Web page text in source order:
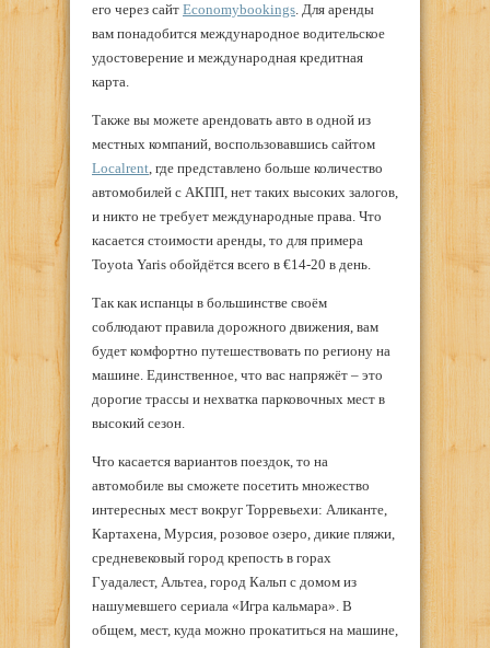
его через сайт Economybookings. Для аренды
вам понадобится международное водительское
удостоверение и международная кредитная
карта.
Также вы можете арендовать авто в одной из
местных компаний, воспользовавшись сайтом
Localrent, где представлено больше количество
автомобилей с АКПП, нет таких высоких залогов,
и никто не требует международные права. Что
касается стоимости аренды, то для примера
Toyota Yaris обойдётся всего в €14-20 в день.
Так как испанцы в большинстве своём
соблюдают правила дорожного движения, вам
будет комфортно путешествовать по региону на
машине. Единственное, что вас напряжёт – это
дорогие трассы и нехватка парковочных мест в
высокий сезон.
Что касается вариантов поездок, то на
автомобиле вы сможете посетить множество
интересных мест вокруг Торревьехи: Аликанте,
Картахена, Мурсия, розовое озеро, дикие пляжи,
средневековый город крепость в горах
Гуадалест, Альтеа, город Кальп с домом из
нашумевшего сериала «Игра кальмара». В
общем, мест, куда можно прокатиться на машине,